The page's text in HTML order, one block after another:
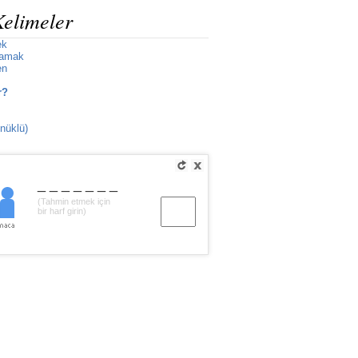
(Tahmin etmek için
bir harf girin)